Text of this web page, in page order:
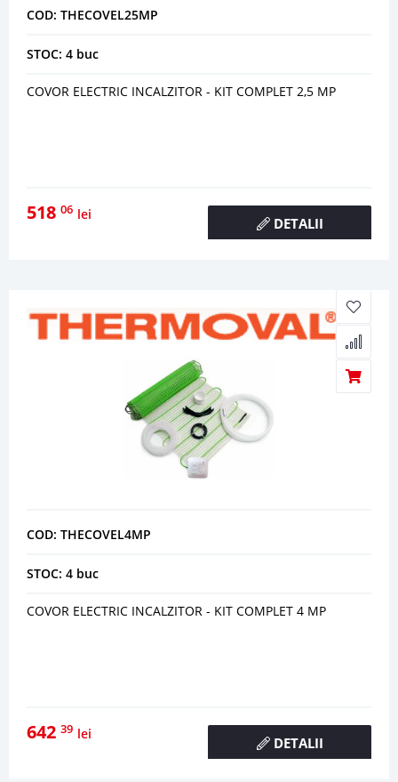
COD: THECOVEL25MP
STOC: 4 buc
COVOR ELECTRIC INCALZITOR - KIT COMPLET 2,5 MP
518 06 lei
DETALII
COD: THECOVEL4MP
STOC: 4 buc
COVOR ELECTRIC INCALZITOR - KIT COMPLET 4 MP
642 39 lei
DETALII